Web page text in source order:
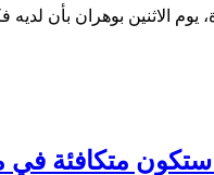
الاثنين بوهران بأن لديه
متكافئة في